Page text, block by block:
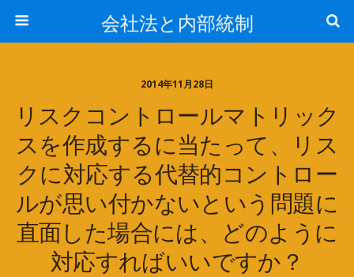
会社法と内部統制
2014年11月28日
リスクコントロールマトリック
スを作成するに当たって、リス
クに対応する代替的コントロー
ルが思い付かないという問題に
直面した場合には、どのように
対応すればいいですか？